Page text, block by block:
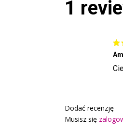
1
Dodać recenzję
Musisz się